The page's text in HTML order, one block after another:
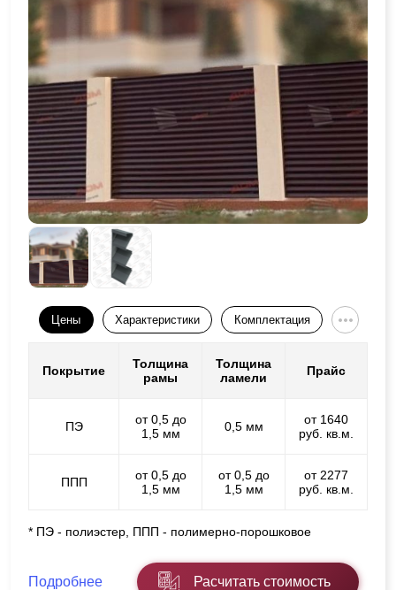
Цены Характеристики Комплектация
Покрытие
Толщина
рамы
Толщина
ламели
Прайс
ПЭ
от 0,5 до
1,5 мм
0,5 мм
от 1640
руб. кв.м.
ППП
от 0,5 до
1,5 мм
от 0,5 до
1,5 мм
от 2277
руб. кв.м.
* ПЭ - полиэстер, ППП - полимерно-порошковое
Подробнее Расчитать стоимость